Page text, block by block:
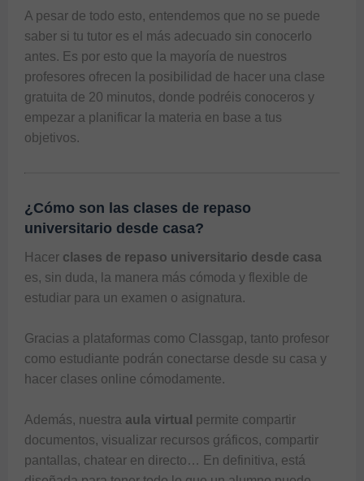
A pesar de todo esto, entendemos que no se puede
saber si tu tutor es el más adecuado sin conocerlo
antes. Es por esto que la mayoría de nuestros
profesores ofrecen la posibilidad de hacer una clase
gratuita de 20 minutos, donde podréis conoceros y
empezar a planificar la materia en base a tus
objetivos.
¿Cómo son las clases de repaso
universitario desde casa?
Hacer clases de repaso universitario desde casa
es, sin duda, la manera más cómoda y flexible de
estudiar para un examen o asignatura.
Gracias a plataformas como Classgap, tanto profesor
como estudiante podrán conectarse desde su casa y
hacer clases online cómodamente.
Además, nuestra aula virtual permite compartir
documentos, visualizar recursos gráficos, compartir
pantallas, chatear en directo… En definitiva, está